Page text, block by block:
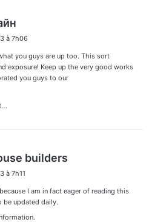
t
:
à 7h06
you guys are up too. This sort
exposure! Keep up the very good works
you guys to our
builders
à 7h11
I am in fact eager of reading this
be updated daily.